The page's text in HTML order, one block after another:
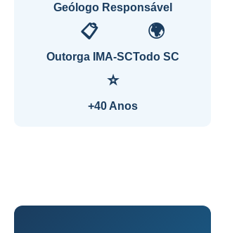
Geólogo Responsável
📋
Outorga IMA-SC
🌍
Todo SC
⭐
+40 Anos